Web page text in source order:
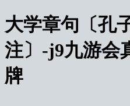
大学章句〔
注〕-j9九游会
牌